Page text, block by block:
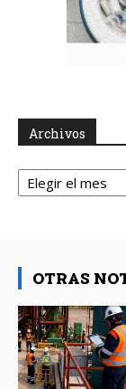
Archivos
Archivos
OTRAS